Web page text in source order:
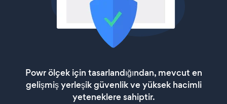
Powr ölçek için tasarlandığından, mevcut en
gelişmiş yerleşik güvenlik ve yüksek hacimli
yeteneklere sahiptir.